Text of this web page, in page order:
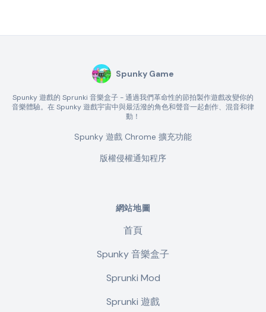
Spunky Game
Spunky 遊戲的 Sprunki 音樂盒子 - 通過我們革命性的節拍製作遊戲改變你的
音樂體驗。在 Spunky 遊戲宇宙中與最活潑的角色和聲音一起創作、混音和律
動！
Spunky 遊戲 Chrome 擴充功能
版權侵權通知程序
網站地圖
首頁
Spunky 音樂盒子
Sprunki Mod
Sprunki 遊戲